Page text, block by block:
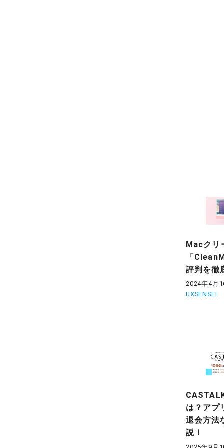
Macクリ
「
評判を徹
2024年4月
UXSENSEI
は？アプ
退会方法
説！